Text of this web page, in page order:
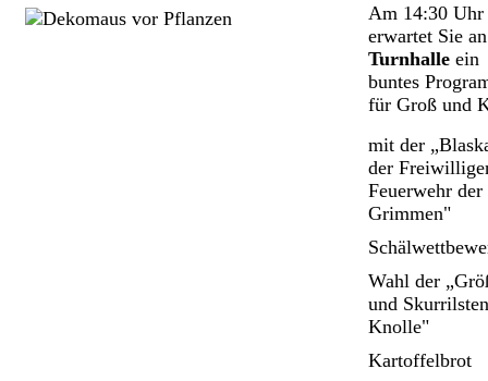
Am 14:30 Uhr
erwartet Sie
Turnhalle ein
buntes
für Groß und
mit der
der
Feuerwehr der
Grimmen"
Wahl der
und Skurrilsten
Knolle"
Kartoffelbrot